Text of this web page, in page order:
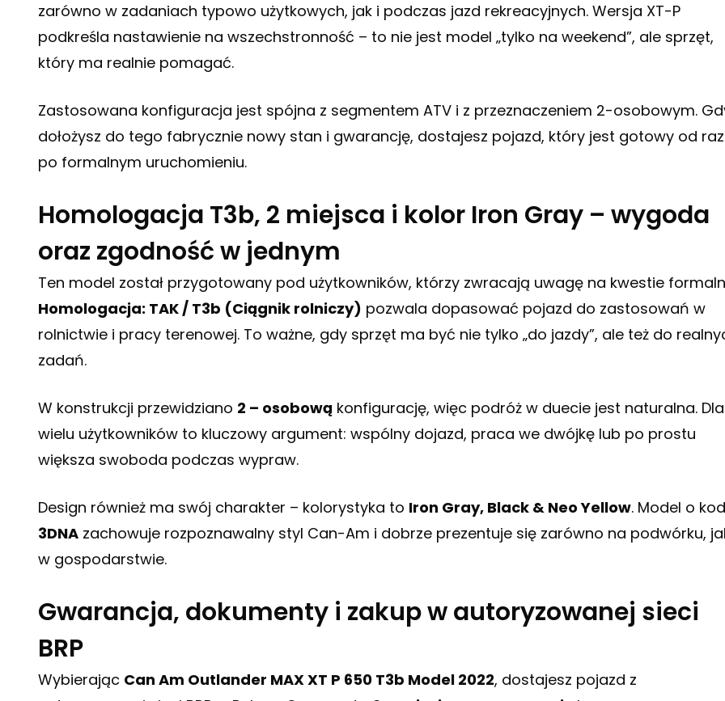
zarówno w zadaniach typowo użytkowych, jak i podczas jazd rekreacyjnych. Wersja XT-P
podkreśla nastawienie na wszechstronność – to nie jest model „tylko na weekend”, ale sprzęt,
który ma realnie pomagać.
Zastosowana konfiguracja jest spójna z segmentem ATV i z przeznaczeniem 2-osobowym.
dołożysz do tego fabrycznie nowy stan i gwarancję, dostajesz pojazd, który jest gotowy od
po formalnym uruchomieniu.
Homologacja T3b, 2 miejsca i kolor Iron Gray – wygoda
oraz zgodność w jednym
Ten model został przygotowany pod użytkowników, którzy zwracają uwagę na kwestie
Homologacja: TAK / T3b (Ciągnik rolniczy) pozwala dopasować pojazd do zastosowań w
rolnictwie i pracy terenowej. To ważne, gdy sprzęt ma być nie tylko „do jazdy”, ale też do
zadań.
W konstrukcji przewidziano 2 – osobową konfigurację, więc podróż w duecie jest naturalna. Dla
wielu użytkowników to kluczowy argument: wspólny dojazd, praca we dwójkę lub po prostu
większa swoboda podczas wypraw.
Design również ma swój charakter – kolorystyka to Iron Gray, Black & Neo Yellow. Model o
3DNA zachowuje rozpoznawalny styl Can-Am i dobrze prezentuje się zarówno na podwórku,
w gospodarstwie.
Gwarancja, dokumenty i zakup w autoryzowanej sieci
BRP
Wybierając Can Am Outlander MAX XT P 650 T3b Model 2022, dostajesz pojazd z